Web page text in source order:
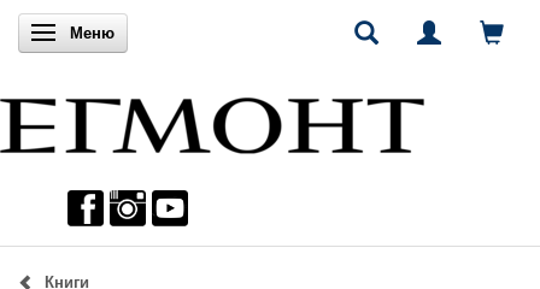
Включи навигацията
Меню
Книги